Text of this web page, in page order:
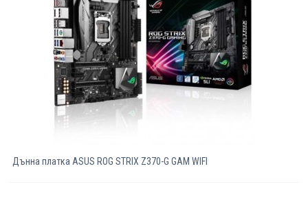
Дънна платка ASUS ROG STRIX Z370-G GAM WIFI